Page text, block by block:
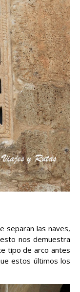
separan las naves,
nos demuestra
tipo de arco antes
estos últimos los